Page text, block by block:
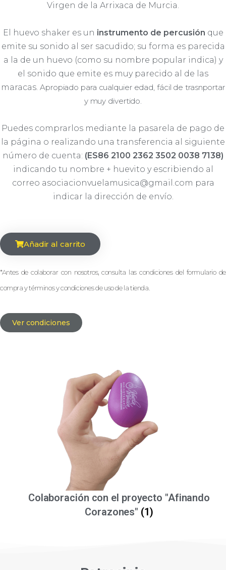
Virgen de la Arrixaca de Murcia.
El huevo shaker es un instrumento de percusión que
emite su sonido al ser sacudido; su forma es parecida
a la de un huevo (como su nombre popular indica) y
el sonido que emite es muy parecido al de las
maracas.Apropiado para cualquier edad, fácil de trasnportar
y muy divertido.
Puedes comprarlos mediante la pasarela de pago de
la página o realizando una transferencia al siguiente
número de cuenta: (ES86 2100 2362 3502 0038 7138)
indicando tu nombre + huevito y escribiendo al
correo asociacionvuelamusica@gmail.com para
indicar la dirección de envío.
Añadir al carrito
*Antes de colaborar con nosotros, consulta las condiciones del formulario de
compra y términos y condiciones de uso de la tienda.
Ver condiciones
Colaboración con el proyecto "Afinando
Corazones" (1)